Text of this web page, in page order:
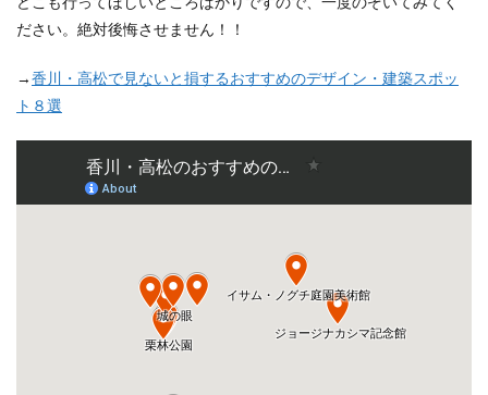
ださい。絶対後悔させません！！
→香川・高松で見ないと損するおすすめのデザイン・建築スポッ
ト８選